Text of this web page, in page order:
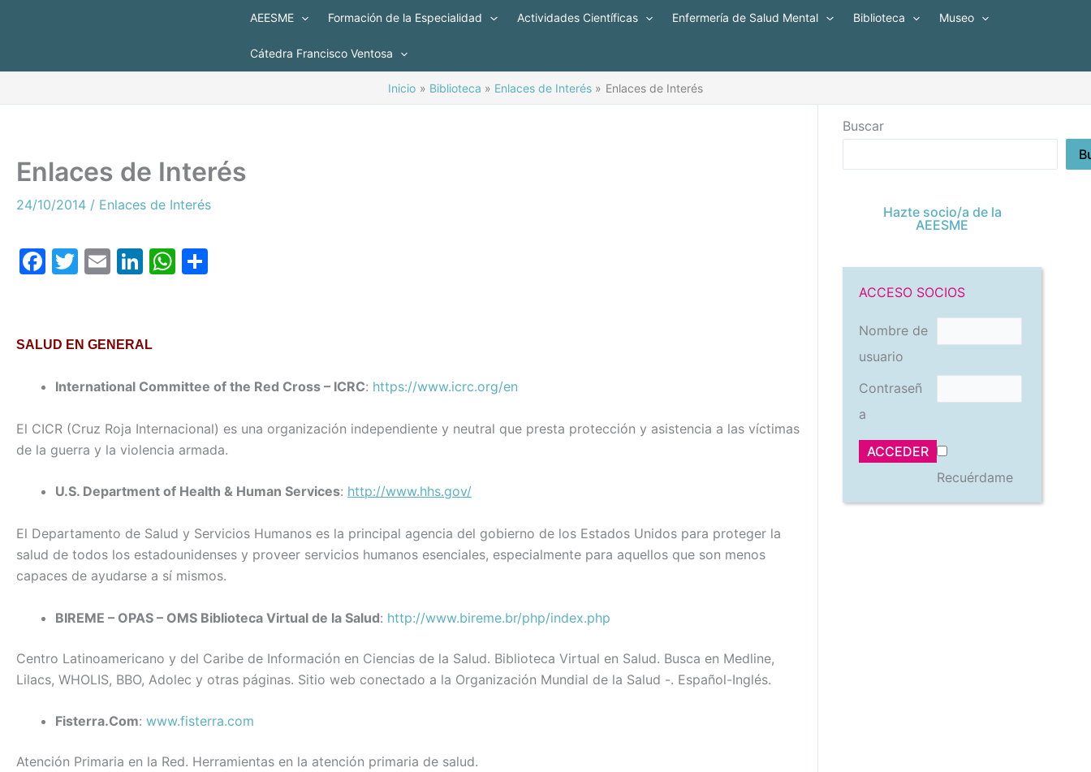
AEESME Formación de la Especialidad Actividades Científicas Enfermería de Salud Mental Biblioteca Museo
Cátedra Francisco Ventosa
Inicio Biblioteca Enlaces de Interés Enlaces de Interés
Enlaces de Interés
24/10/2014 / Enlaces de Interés
F
e
o
o
k
T
er
E
l
Li
e
n
W
p
p
tir
SALUD EN GENERAL
International Committee of the Red Cross – ICRC: https://www.icrc.org/en
El CICR (Cruz Roja Internacional) ​​es una organización independiente y neutral que presta protección y asistencia a las víctimas
de la guerra y la violencia armada.
U.S. Department of Health & Human Services: http://www.hhs.gov/
El Departamento de Salud y Servicios Humanos es la principal agencia del gobierno de los Estados Unidos para proteger la
salud de todos los estadounidenses y proveer servicios humanos esenciales, especialmente para aquellos que son menos
capaces de ayudarse a sí mismos.
BIREME – OPAS – OMS Biblioteca Virtual de la Salud: http://www.bireme.br/php/index.php
Centro Latinoamericano y del Caribe de Información en Ciencias de la Salud. Biblioteca Virtual en Salud. Busca en Medline,
Lilacs, WHOLIS, BBO, Adolec y otras páginas. Sitio web conectado a la Organización Mundial de la Salud -. Español-Inglés.
Fisterra.Com: www.fisterra.com
Atención Primaria en la Red. Herramientas en la atención primaria de salud.
Buscar
Hazte socio/a de la
AEESME
ACCESO SOCIOS
Nombre de
usuario
Contraseñ
a
Recuérdame